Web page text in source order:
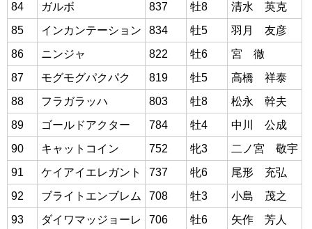
84
ガルボ 837 牡8
清水 英克
85
インカンテーション 834 牡5
羽月 友彦
86
ニンジャ 822 牡6
宮 徹
87
モグモグパクパク 819 牡5
高橋 祥泰
88
フラガラッハ 803 牡8
松永 幹夫
89
ゴールドアクター 784 牡4
中川 公成
90
キャットコイン 752 牝3
二ノ宮 敬宇
91
ケイアイエレガント 737 牝6
尾形 充弘
92
ブライトエンブレム 708 牡3
小島 茂之
93
ダイワマッジョーレ 706 牡6
矢作 芳人